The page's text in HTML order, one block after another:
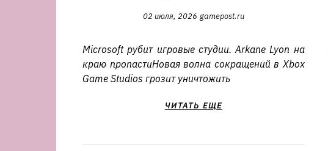
02 июля, 2026 gamepost.ru
Microsoft рубит игровые студии. Arkane Lyon на
краю пропастиНовая волна сокращений в Xbox
Game Studios грозит уничтожить
ЧИТАТЬ ЕЩЕ